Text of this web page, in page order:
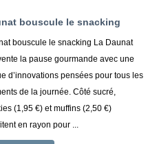
bouscule le snacking
bouscule le snacking La Daunat
la pause gourmande avec une
d’innovations pensées pour tous les
de la journée. Côté sucré,
(1,95 €) et muffins (2,50 €)
en rayon pour ...